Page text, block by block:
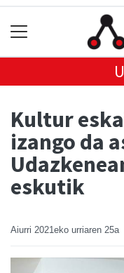
Kultur
izango da
eskutik
Aiurri 2021eko urriaren 25a